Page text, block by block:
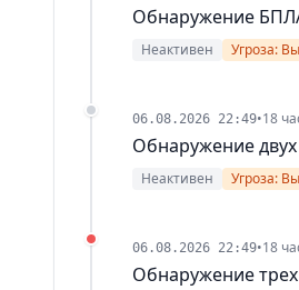
Обнаружение
Неактивен Угроза:
06.08.2026 22:49•18
Обнаружение
Неактивен Угроза:
06.08.2026 22:49•18
Обнаружение